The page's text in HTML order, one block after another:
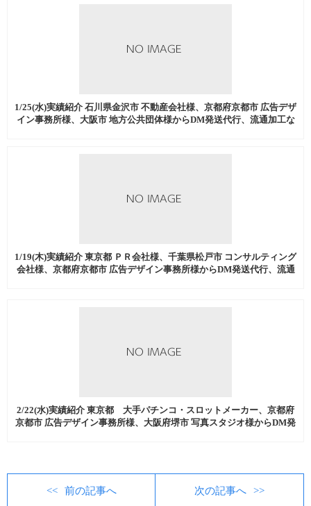
1/25(水)実績紹介 石川県金沢市 不動産会社様、京都府京都市 広告デザ
イン事務所様、大阪市 地方公共団体様からDM発送代行、流通加工な
1/19(木)実績紹介 東京都 ＰＲ会社様、千葉県松戸市 コンサルティング
会社様、京都府京都市 広告デザイン事務所様からDM発送代行、流通
2/22(水)実績紹介 東京都 大手パチンコ・スロットメーカー、京都府
京都市 広告デザイン事務所様、大阪府堺市 写真スタジオ様からDM発
前の記事へ 次の記事へ